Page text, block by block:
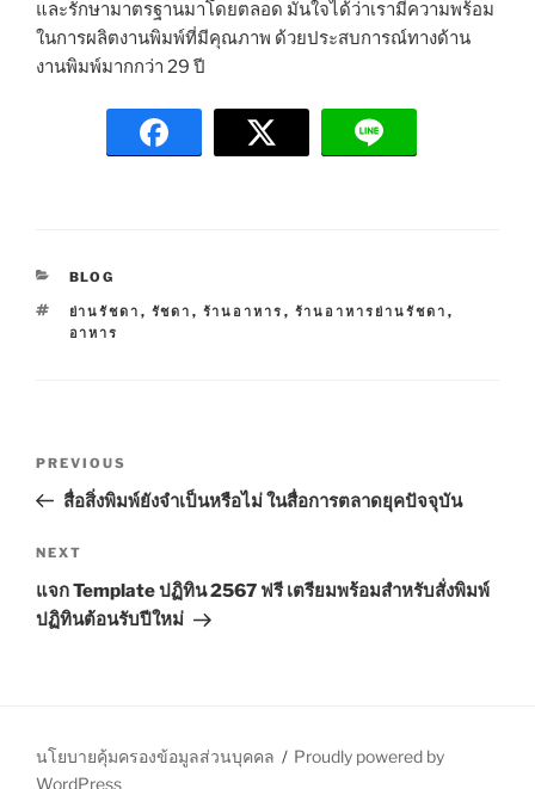
และรักษามาตรฐานมาโดยตลอด มั่นใจได้ว่าเรามีความพร้อม
ในการผลิตงานพิมพ์ที่มีคุณภาพ ด้วยประสบการณ์ทางด้าน
งานพิมพ์มากกว่า 29 ปี
C
T
E
S
BLOG
T
A
ย่านรัชดา , รัชดา , ร้านอาหาร , ร้านอาหารย่านรัชดา ,
อาหาร
s
t
n
a
a
P
r
v
i
o
s
t
PREVIOUS
สื่อสิ่งพิมพ์ยังจำเป็นหรือไม่ ในสื่อการตลาดยุคปัจจุบัน
N
e
x
t
NEXT
แจก Template ปฏิทิน 2567 ฟรี เตรียมพร้อมสำหรับสั่งพิมพ์
ปฏิทินต้อนรับปีใหม่
นโยบายคุ้มครองข้อมูลส่วนบุคคล
Proudly powered by
WordPress